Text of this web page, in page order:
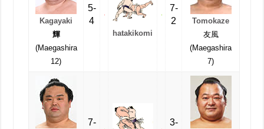
Kagayaki
輝
(Maegashira
12)
5-
4
hatakikomi
7-
2
Tomokaze
友風
(Maegashira
7)
7-
3-